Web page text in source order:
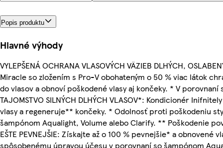
Popis produktu
Hlavné výhody
VYLEPŠENÁ OCHRANA VLASOVÝCH VÄZIEB DLHÝCH,
Miracle so zložením s Pro-V obohateným o 50 % viac látok
do vlasov a obnoví poškodené vlasy aj končeky. * V
TAJOMSTVO SILNÝCH DLHÝCH VLASOV*: Kondicionér
vlasy a regeneruje** končeky. * Odolnosť proti poškodeniu
šampónom Aqualight, Volume alebo Clarify. ** Poškodenie
EŠTE PEVNEJŠIE: Získajte až o 100 % pevnejšie* a
spôsobenému úpravou účesu v porovnaní so šampónom